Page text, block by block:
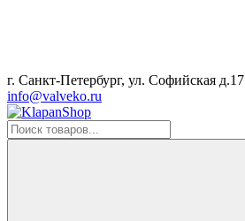
г. Санкт-Петербург, ул. Софийская д.17
info@valveko.ru